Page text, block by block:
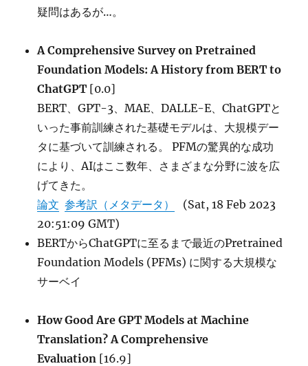
疑問はあるが…。
A Comprehensive Survey on Pretrained
Foundation Models: A History from BERT to
ChatGPT [0.0]
BERT、GPT-3、MAE、DALLE-E、ChatGPTと
いった事前訓練された基礎モデルは、大規模デー
タに基づいて訓練される。 PFMの驚異的な成功
により、AIはここ数年、さまざまな分野に波を広
げてきた。
論文 参考訳（メタデータ）
(Sat, 18 Feb 2023
20:51:09 GMT)
BERTからChatGPTに至るまで最近のPretrained
Foundation Models (PFMs) に関する大規模な
サーベイ
How Good Are GPT Models at Machine
Translation? A Comprehensive
Evaluation [16.9]